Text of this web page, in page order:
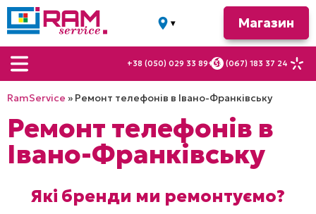
▾
вул.
Вовчинецька, 28
вул.
Миколайчука, 16
а
вул. Галицька,
22
Магазин
+38 (050) 029 33 89+38 (067) 183 37 24
RamService » Ремонт телефонів в Івано-Франківську
Ремонт телефонів в
Івано-Франківську
Які бренди ми ремонтуємо?